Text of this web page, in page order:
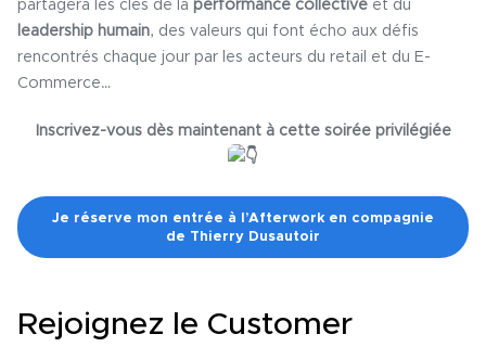
partagera les clés de la performance collective et du
leadership humain, des valeurs qui font écho aux défis
rencontrés chaque jour par les acteurs du retail et du E-
Commerce…
Inscrivez-vous dès maintenant à cette soirée privilégiée
Je réserve mon entrée à l’Afterwork en compagnie
de Thierry Dusautoir
Rejoignez le Customer